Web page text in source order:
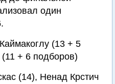
один
(13 + 5
+ 6 подборов)
(14), Ненад Крстич